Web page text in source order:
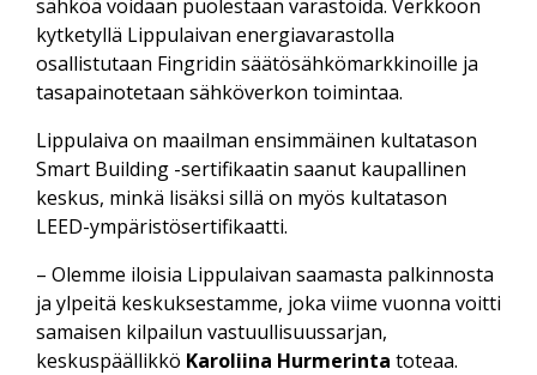
sähköä voidaan puolestaan varastoida. Verkkoon
kytketyllä Lippulaivan energiavarastolla
osallistutaan Fingridin säätösähkömarkkinoille ja
tasapainotetaan sähköverkon toimintaa.
Lippulaiva on maailman ensimmäinen kultatason
Smart Building -sertifikaatin saanut kaupallinen
keskus, minkä lisäksi sillä on myös kultatason
LEED-ympäristösertifikaatti.
– Olemme iloisia Lippulaivan saamasta palkinnosta
ja ylpeitä keskuksestamme, joka viime vuonna voitti
samaisen kilpailun vastuullisuussarjan,
keskuspäällikkö Karoliina Hurmerinta toteaa.